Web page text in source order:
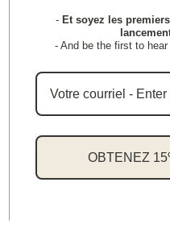
Talons doux 11g
Pieds doux
Pierre ponce
avant taxes (Québec
purchase of $ 100 or more
- Et soyez les
- And be the first to
OBTENEZ